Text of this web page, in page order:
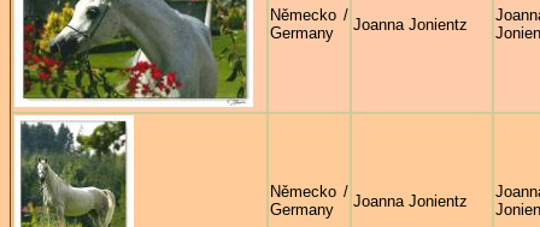
Německo /
Germany
Joanna Jonientz
Německo /
Germany
Joanna Jonientz